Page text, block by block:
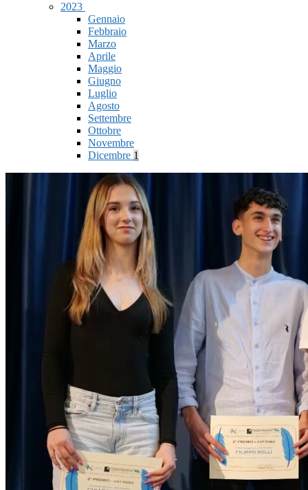
2023
Gennaio
Febbraio
Marzo
Aprile
Maggio
Giugno
Luglio
Agosto
Settembre
Ottobre
Novembre
Dicembre 1